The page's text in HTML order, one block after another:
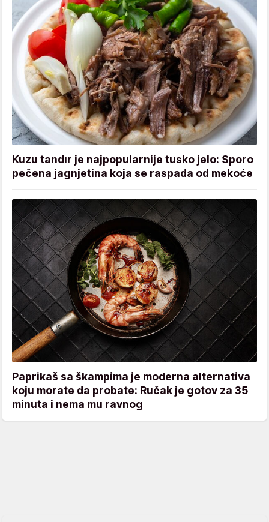
Kuzu tandır je najpopularnije tusko jelo: Sporo
pečena jagnjetina koja se raspada od mekoće
Paprikaš sa škampima je moderna alternativa
koju morate da probate: Ručak je gotov za 35
minuta i nema mu ravnog